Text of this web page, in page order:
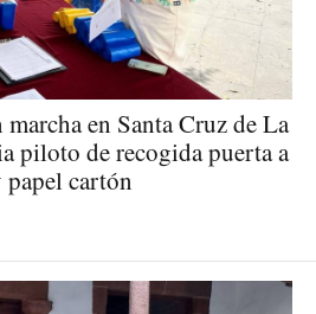
en Santa Cruz de La
piloto de recogida puerta a
papel cartón